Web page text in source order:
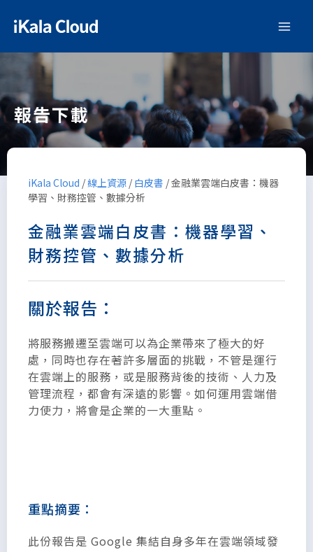
報告下載
iKala Cloud /線上資源 / 白皮書 /金融業雲端白皮書：機器
學習、財務控管、數據分析
金融業雲端白皮書：機器學習、
財務控管、數據分析
關於報告：
將服務搬遷至雲端可以為企業帶來了極大的好
處，同時也存在著許多層面的挑戰，不管是運行
在雲端上的服務，或是服務背後的技術、人力及
管理流程，都會有深遠的影響。如何運用雲端借
力使力，將會是企業的一大重點。
重點摘要：
此份報告是 Google 集結自身多年在雲端領域發